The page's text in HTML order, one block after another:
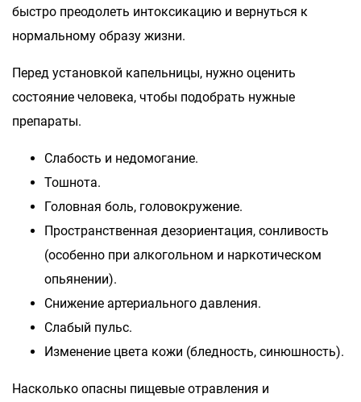
быстро преодолеть интоксикацию и вернуться к
нормальному образу жизни.
Перед установкой капельницы, нужно оценить
состояние человека, чтобы подобрать нужные
препараты.
Слабость и недомогание.
Тошнота.
Головная боль, головокружение.
Пространственная дезориентация, сонливость
(особенно при алкогольном и наркотическом
опьянении).
Снижение артериального давления.
Слабый пульс.
Изменение цвета кожи (бледность, синюшность).
Насколько опасны пищевые отравления и